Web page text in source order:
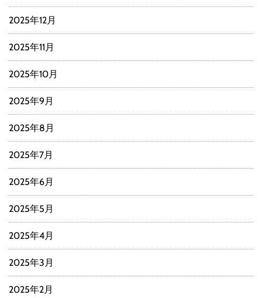
2025年12月
2025年11月
2025年10月
2025年9月
2025年8月
2025年7月
2025年6月
2025年5月
2025年4月
2025年3月
2025年2月